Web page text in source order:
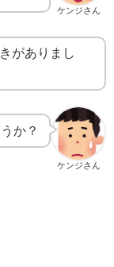
ケンジさん
がありまし
ケンジさん
か？